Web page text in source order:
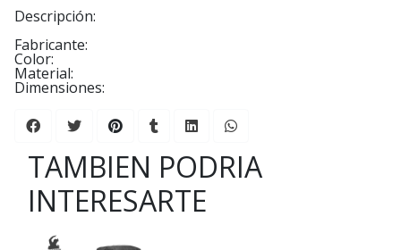
Descripción:
Fabricante:
Color:
Material:
Dimensiones:
TAMBIEN PODRIA
INTERESARTE